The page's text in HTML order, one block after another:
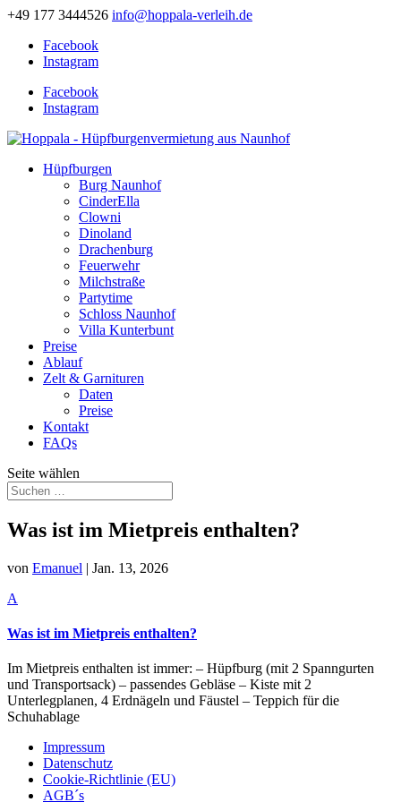
+49 177 3444526 info@hoppala-verleih.de
Facebook
Instagram
Facebook
Instagram
Hüpfburgen
Burg Naunhof
CinderElla
Clowni
Dinoland
Drachenburg
Feuerwehr
Milchstraße
Partytime
Schloss Naunhof
Villa Kunterbunt
Preise
Ablauf
Zelt & Garnituren
Daten
Preise
Kontakt
FAQs
Seite wählen
Was ist im Mietpreis enthalten?
von Emanuel | Jan. 13, 2026
A
Was ist im Mietpreis enthalten?
Im Mietpreis enthalten ist immer: – Hüpfburg (mit 2 Spanngurten
und Transportsack) – passendes Gebläse – Kiste mit 2
Unterlegplanen, 4 Erdnägeln und Fäustel – Teppich für die
Schuhablage
Impressum
Datenschutz
Cookie-Richtlinie (EU)
AGB´s